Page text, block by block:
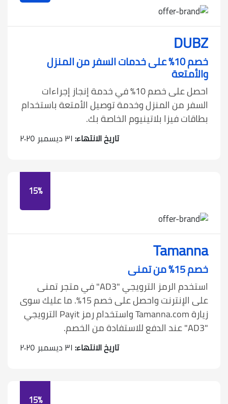
DUBZ
خصم 10٪ على خدمات السفر من المنزل
والأمتعة
احصل على خصم 10٪ في خدمة إنجاز إجراءات
السفر من المنزل وخدمة توصيل الأمتعة باستخدام
بطاقات فيزا بلاتينيوم الخاصة بك.
تاريخ الانتهاء: ٣١ ديسمبر ٢٠٢٥
15%
Tamanna
خصم 15% من تمنى
استخدم الرمز الترويجي "AD3" في متجر تمنى
على الإنترنت واحصل على خصم 15%. ما عليك سوى
زيارة Tamanna.com واستخدام رمز Payit الترويجي
"AD3" عند الدفع للاستفادة من الخصم.
تاريخ الانتهاء: ٣١ ديسمبر ٢٠٢٥
15%